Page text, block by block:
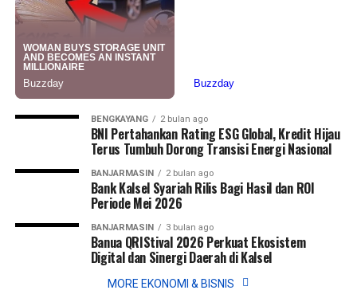
BENGKAYANG 2 bulan ago
BNI Pertahankan Rating ESG Global, Kredit Hijau
Terus Tumbuh Dorong Transisi Energi Nasional
BANJARMASIN 2 bulan ago
Bank Kalsel Syariah Rilis Bagi Hasil dan ROI
Periode Mei 2026
BANJARMASIN 3 bulan ago
Banua QRIStival 2026 Perkuat Ekosistem
Digital dan Sinergi Daerah di Kalsel
MORE EKONOMI & BISNIS